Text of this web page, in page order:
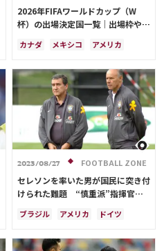
2026年FIFAワールドカップ（W
杯）の出場決定国一覧｜出場枠や大
カナダ メキシコ
アメリカ
ブラジル
アルゼンチン
エクアドル
オーストラリア
日本代表
2023/08/27 FOOTBALL ZONE
セレソンを率いた男が国民に突き付
けられた難題 “慎重派”指揮官が
た思い【コラム】
ブラジル アメリカ
ドイツ